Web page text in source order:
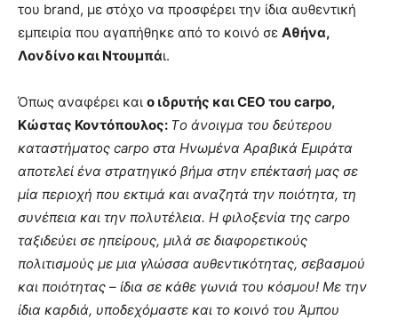
του brand, με στόχο να προσφέρει την ίδια αυθεντική
εμπειρία που αγαπήθηκε από το κοινό σε Αθήνα,
Λονδίνο και Ντουμπάι.
Όπως αναφέρει και ο ιδρυτής και CEO του carpo,
Κώστας Κοντόπουλος: Tο άνοιγμα του δεύτερου
καταστήματος carpo στα Ηνωμένα Αραβικά Εμιράτα
αποτελεί ένα στρατηγικό βήμα στην επέκτασή μας σε
μία περιοχή που εκτιμά και αναζητά την ποιότητα, τη
συνέπεια και την πολυτέλεια. Η φιλοξενία της carpo
ταξιδεύει σε ηπείρους, μιλά σε διαφορετικούς
πολιτισμούς με μια γλώσσα αυθεντικότητας, σεβασμού
και ποιότητας – ίδια σε κάθε γωνιά του κόσμου! Με την
ίδια καρδιά, υποδεχόμαστε και το κοινό του Άμπου